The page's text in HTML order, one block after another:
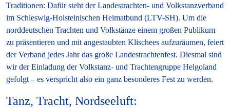
Traditionen: Dafür steht der Landestrachten- und Volkstanzverband
im Schleswig-Holsteinischen Heimatbund (LTV-SH). Um die
norddeutschen Trachten und Volkstänze einem großen Publikum
zu präsentieren und mit angestaubten Klischees aufzuräumen, feiert
der Verband jedes Jahr das große Landestrachtenfest. Diesmal sind
wir der Einladung der Volkstanz- und Trachtengruppe Helgoland
gefolgt – es verspricht also ein ganz besonderes Fest zu werden.
Tanz, Tracht, Nordseeluft: